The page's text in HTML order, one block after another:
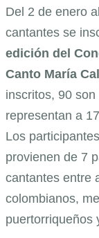
Del 2 de enero
cantantes se
edición del
Canto María
inscritos, 90
representan a
Los
provienen de 7
cantantes entre
colombianos,
puertorriqueños